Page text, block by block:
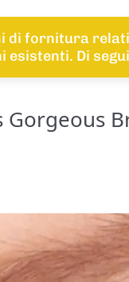
di fornitura
esistenti. Di
Gorgeous